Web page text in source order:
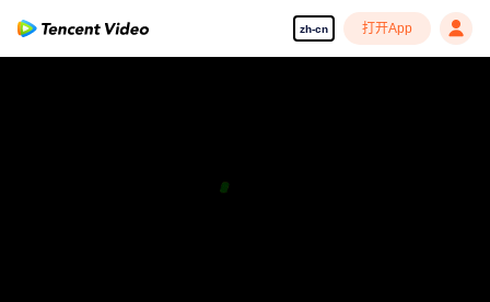
zh-cn 打开App